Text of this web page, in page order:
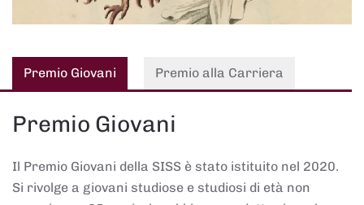
Premio Giovani Premio alla Carriera
Premio Giovani
Il Premio Giovani della SISS è stato istituito nel 2020.
Si rivolge a giovani studiose e studiosi di età non